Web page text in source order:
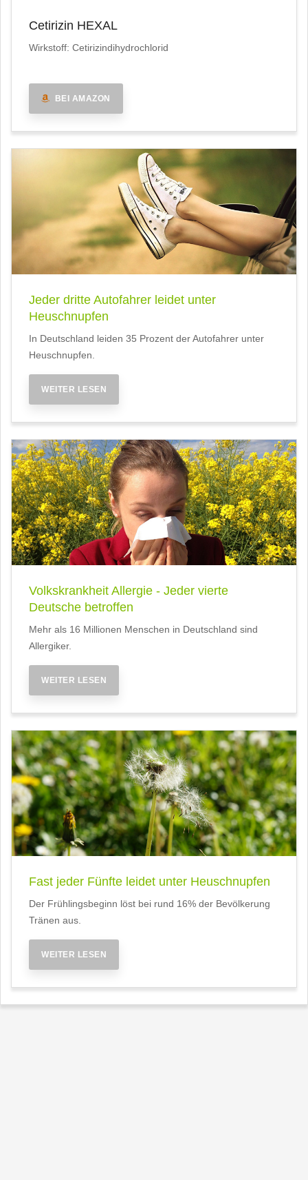
Cetirizin HEXAL
Wirkstoff: Cetirizindihydrochlorid
BEI AMAZON
Jeder dritte Autofahrer leidet unter
Heuschnupfen
In Deutschland leiden 35 Prozent der Autofahrer unter
Heuschnupfen.
WEITER LESEN
Volkskrankheit Allergie - Jeder vierte
Deutsche betroffen
Mehr als 16 Millionen Menschen in Deutschland sind
Allergiker.
WEITER LESEN
Fast jeder Fünfte leidet unter Heuschnupfen
Der Frühlingsbeginn löst bei rund 16% der Bevölkerung
Tränen aus.
WEITER LESEN